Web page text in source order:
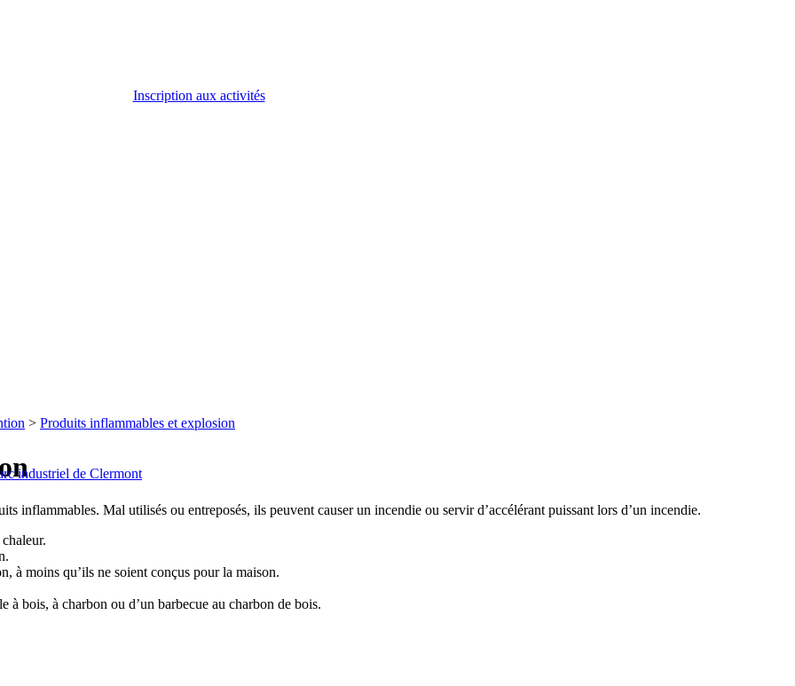
industriel de Clermont
Inscription aux activités
> Produits inflammables et explosion
inflammables. Mal utilisés ou entreposés, ils peuvent causer un incendie ou servir d’accélérant puissant lors d’un incendie.
à moins qu’ils ne soient conçus pour la maison.
à bois, à charbon ou d’un barbecue au charbon de bois.